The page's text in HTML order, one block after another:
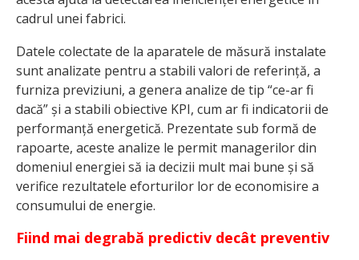
cadrul unei fabrici.
Datele colectate de la aparatele de măsură instalate
sunt analizate pentru a stabili valori de referință, a
furniza previziuni, a genera analize de tip “ce-ar fi
dacă” și a stabili obiective KPI, cum ar fi indicatorii de
performanță energetică. Prezentate sub formă de
rapoarte, aceste analize le permit managerilor din
domeniul energiei să ia decizii mult mai bune și să
verifice rezultatele eforturilor lor de economisire a
consumului de energie.
Fiind mai degrabă predictiv decât preventiv